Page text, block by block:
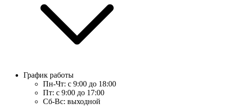
График работы
Пн-Чт: с 9:00 до 18:00
Пт: с 9:00 до 17:00
Сб-Вс: выходной